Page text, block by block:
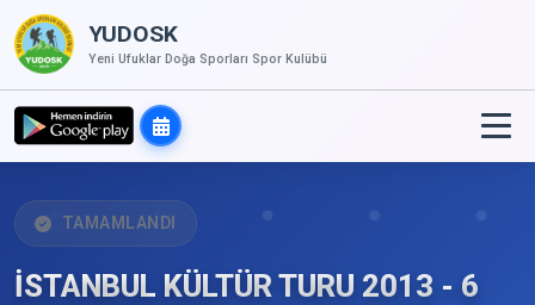
YUDOSK
Yeni Ufuklar Doğa Sporları Spor Kulübü
TAMAMLANDI
İSTANBUL KÜLTÜR TURU 2013 - 6